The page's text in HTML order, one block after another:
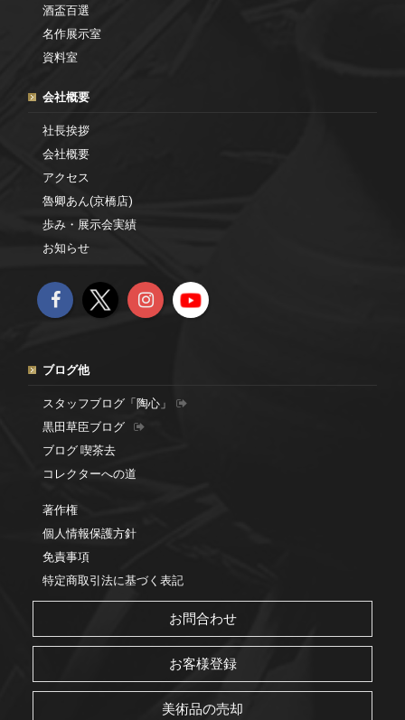
酒盃百選
名作展示室
資料室
会社概要
社長挨拶
会社概要
アクセス
魯卿あん(京橋店)
歩み・展示会実績
お知らせ
ブログ他
スタッフブログ「陶心」
黒田草臣ブログ
ブログ 喫茶去
コレクターへの道
著作権
個人情報保護方針
免責事項
特定商取引法に基づく表記
お問合わせ
お客様登録
美術品の売却